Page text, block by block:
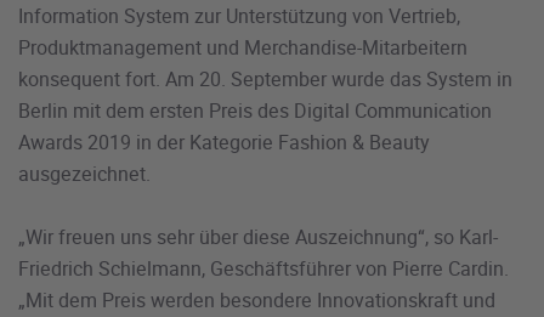
Information System zur Unterstützung von Vertrieb,
Produktmanagement und Merchandise-Mitarbeitern
konsequent fort. Am 20. September wurde das System in
Berlin mit dem ersten Preis des Digital Communication
Awards 2019 in der Kategorie Fashion & Beauty
ausgezeichnet.
„Wir freuen uns sehr über diese Auszeichnung“, so Karl-
Friedrich Schielmann, Geschäftsführer von Pierre Cardin.
„Mit dem Preis werden besondere Innovationskraft und